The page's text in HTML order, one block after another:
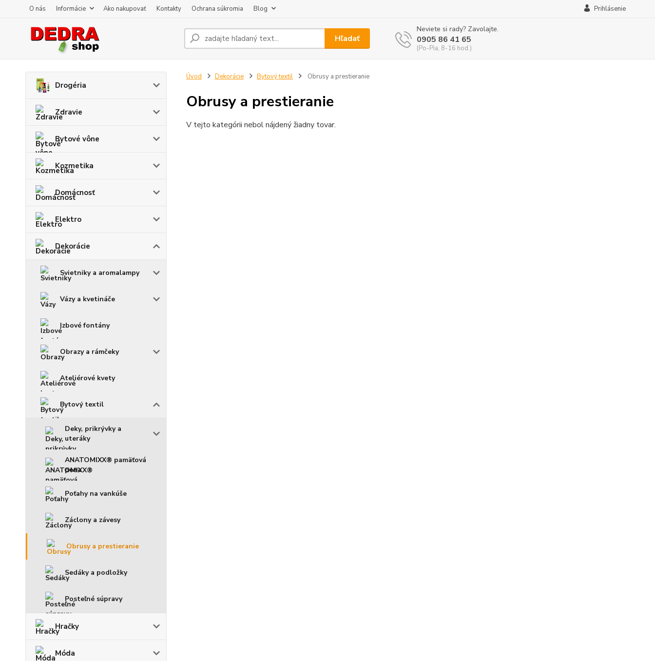
O nás Informácie Ako nakupovať Kontakty Ochrana súkromia Blog Prihlásenie
Hľadať
Neviete si rady? Zavolajte.
0905 86 41 65
(Po-Pia, 8-16 hod.)
Drogéria
Zdravie
Bytové vône
Kozmetika
Domácnosť
Elektro
Dekorácie
Svietniky a aromalampy
Vázy a kvetináče
Izbové fontány
Obrazy a rámčeky
Ateliérové kvety
Bytový textil
Deky, prikrývky a
uteráky
ANATOMIXX® pamäťová
pena
Poťahy na vankúše
Záclony a závesy
Obrusy a prestieranie
Sedáky a podložky
Posteľné súpravy
Hračky
Móda
Úvod Dekorácie Bytový textil Obrusy a prestieranie
Obrusy a prestieranie
V tejto kategórii nebol nájdený žiadny tovar.